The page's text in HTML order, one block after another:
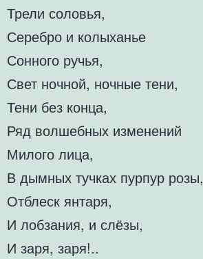
Трели соловья,
Серебро и колыханье
Сонного ручья,
Свет ночной, ночные тени,
Тени без конца,
Ряд волшебных изменений
Милого лица,
В дымных тучках пурпур розы,
Отблеск янтаря,
И лобзания, и слёзы,
И заря, заря!..